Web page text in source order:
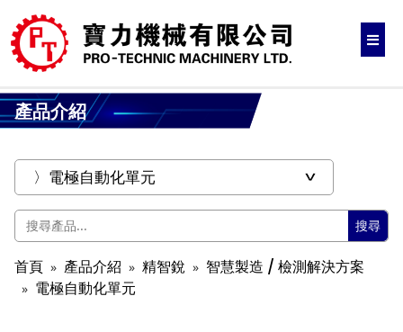
產品介紹
搜尋
首頁 產品介紹 精智銳
智慧製造 / 檢測解決方案
電極自動化單元